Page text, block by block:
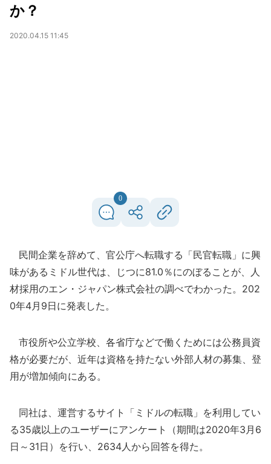
か？
2020.04.15 11:45
0
民間企業を辞めて、官公庁へ転職する「民官転職」に興
味があるミドル世代は、じつに81.0％にのぼることが、人
材採用のエン・ジャパン株式会社の調べでわかった。202
0年4月9日に発表した。
市役所や公立学校、各省庁などで働くためには公務員資
格が必要だが、近年は資格を持たない外部人材の募集、登
用が増加傾向にある。
同社は、運営するサイト「ミドルの転職」を利用してい
る35歳以上のユーザーにアンケート（期間は2020年3月6
日～31日）を行い、2634人から回答を得た。